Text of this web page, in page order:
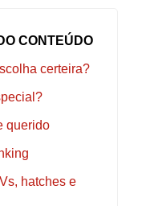
CONTEÚDO
certeira?
querido
hatches e